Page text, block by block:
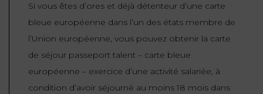
ÉTRANGERS
ET
DE
L’IMMIGRATION
DROIT
Si vous êtes d’ores et déjà détenteur d’une carte
bleue européenne dans l’un des états membre de
l’Union européenne, vous pouvez obtenir la carte
de séjour passeport talent – carte bleue
européenne – exercice d’une activité salariée, à
condition d’avoir séjourné au moins 18 mois dans